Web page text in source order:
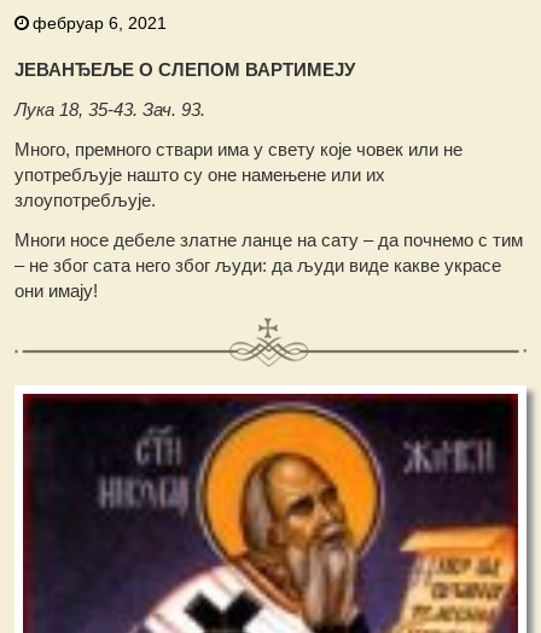
фебруар 6, 2021
ЈЕВАНЂЕЉЕ О СЛЕПОМ ВАРТИМЕЈУ
Лука 18, 35-43. Зач. 93.
Много, премного ствари има у свету које човек или не
употребљује нашто су оне намењене или их
злоупотребљује.
Многи носе дебеле златне ланце на сату – да почнемо с тим
– не због сата него због људи: да људи виде какве украсе
они имају!